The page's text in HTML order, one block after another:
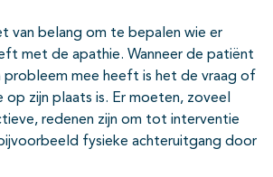
van belang om te bepalen wie er
met de apathie. Wanneer de patiënt
probleem mee heeft is het de vraag of
op zijn plaats is. Er moeten, zoveel
redenen zijn om tot interventie
fysieke achteruitgang door